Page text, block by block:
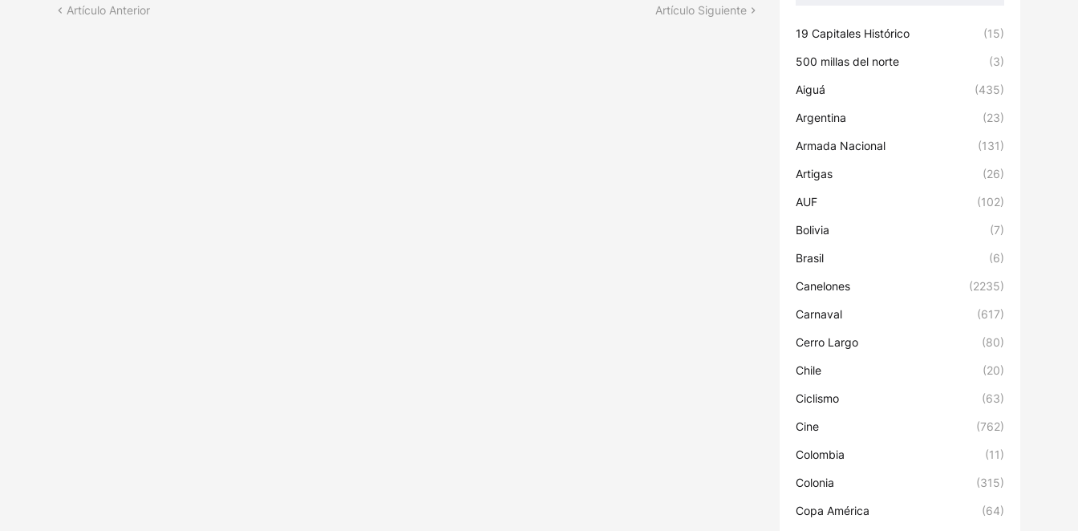
Artículo Anterior Artículo Siguiente
19 Capitales Histórico (15)
500 millas del norte (3)
Aiguá (435)
Argentina (23)
Armada Nacional (131)
Artigas (26)
AUF (102)
Bolivia (7)
Brasil (6)
Canelones (2235)
Carnaval (617)
Cerro Largo (80)
Chile (20)
Ciclismo (63)
Cine (762)
Colombia (11)
Colonia (315)
Copa América (64)